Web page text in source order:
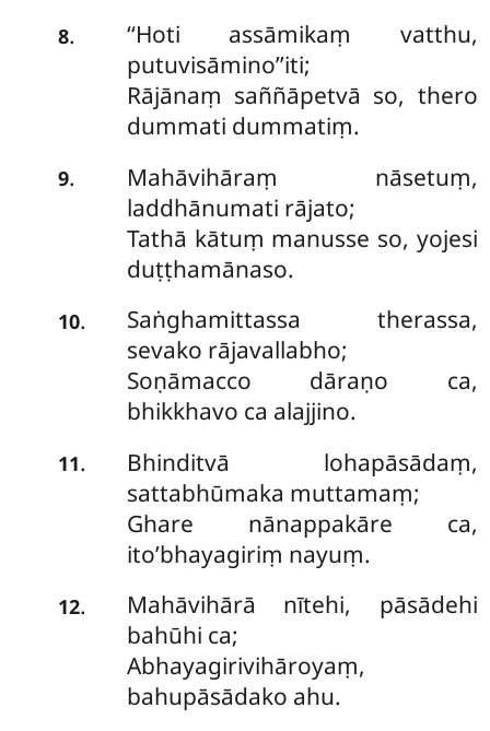
8.
‘‘Hoti assāmikaṃ vatthu,
putuvisāmino’’iti;
Rājānaṃ saññāpetvā so, thero
dummati dummatiṃ.
9.
Mahāvihāraṃ nāsetuṃ,
laddhānumati rājato;
Tathā kātuṃ manusse so, yojesi
duṭṭhamānaso.
10.
Saṅghamittassa therassa,
sevako rājavallabho;
Soṇāmacco dāraṇo ca,
bhikkhavo ca alajjino.
11.
Bhinditvā lohapāsādaṃ,
sattabhūmaka muttamaṃ;
Ghare nānappakāre ca,
ito’bhayagiriṃ nayuṃ.
12.
Mahāvihārā nītehi, pāsādehi
bahūhi ca;
Abhayagirivihāroyaṃ,
bahupāsādako ahu.